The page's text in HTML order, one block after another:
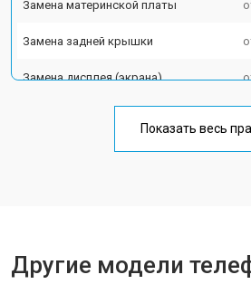
Замена материнской платы
Замена задней крышки
Замена дисплея (экрана)
Замена кнопки включения
Показать весь
Другие модели